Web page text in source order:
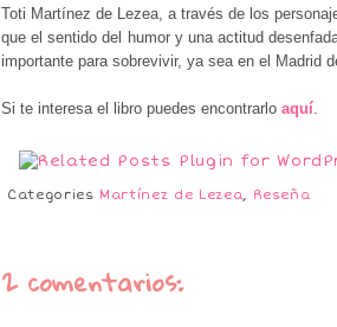
Toti Martínez de Lezea, a través de los
que el sentido del humor y una actitud
importante para sobrevivir, ya sea en el Madrid
Si te interesa el libro puedes encontrarlo aquí.
Categories Martínez de Lezea, Reseña
2 comentarios: